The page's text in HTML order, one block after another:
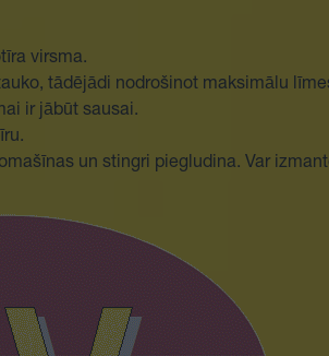
virsma.
tādējādi nodrošinot maksimālu
ir jābūt sausai.
un stingri piegludina. Var